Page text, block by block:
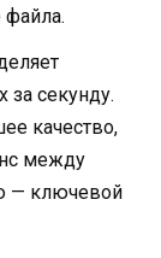
за секунду.
качество,
между
— ключевой